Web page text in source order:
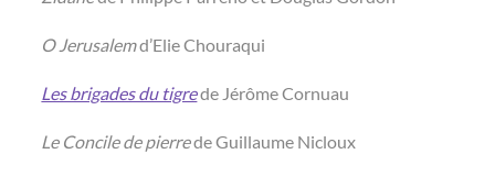
O Jerusalemd’Elie Chouraqui
Les brigades du tigrede Jérôme Cornuau
Le Concile de pierrede Guillaume Nicloux